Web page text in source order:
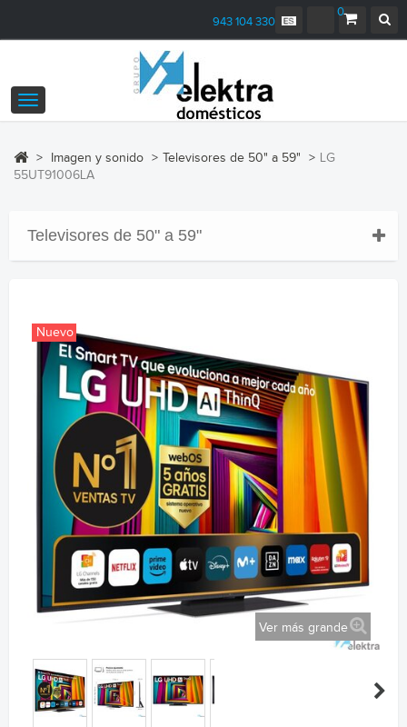
0
943 104 330
Navegación
Toggle
> Imagen y sonido > Televisores de 50" a 59" > LG
55UT91006LA
Televisores de 50" a 59"
Nuevo
Ver más grande